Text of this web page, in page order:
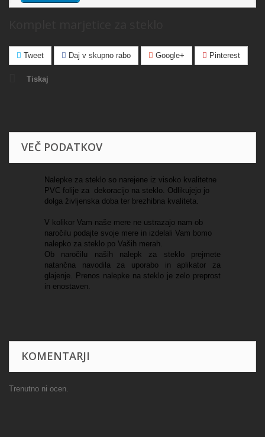
Tweet Daj v skupno rabo Google+ Pinterest
Tiskaj
VEČ PODATKOV
Nalepke za steklo so narejene iz visoko kvalitetne
PVC folije za dekoracijo na steklo. Odlikujejo jo
dolga življenska doba ter brezhibna kvaliteta.
V kolikor Vam naše mere ne ustrazajo nam ob
naročilu podajte svoje mere in izdelali Vam bomo
nalepko za steklo po Vaših merah.
Ob naročilu naših nalepk za steklo prejmete
natančna navodila za uporabo in aplikator za
glajenje. Prenos nalepke na steklo je zelo preprost
in enostaven.
KOMENTARJI
Trenutno ni ocen.